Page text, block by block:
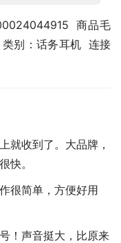
商品毛
别：话务耳机  连接
就收到了。大品牌，
快。
很简单，方便好用
！声音挺大，比原来